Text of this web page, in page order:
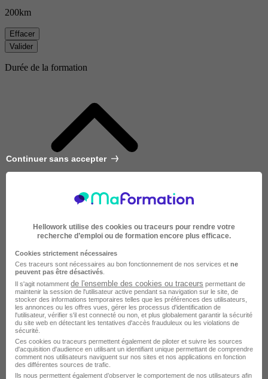
200km
Effacer
Valider
Durée de la formation
Très courte
Continuer sans accepter
Hellowork utilise des cookies ou traceurs pour rendre votre
recherche d’emploi ou de formation encore plus efficace.
Cookies strictement nécessaires
Ces traceurs sont nécessaires au bon fonctionnement de nos services et ne
peuvent pas être désactivés
Il s'agit notamment de l'ensemble des cookies ou traceurs permettant de
maintenir la session de l'utilisateur active pendant sa navigation sur le site, de
stocker des informations temporaires telles que les préférences des utilisateurs,
les annonces ou les offres vues, gérer les processus d'identification de
l'utilisateur, vérifier s'il est connecté ou non, et plus globalement garantir la sécurité
du site web en détectant les tentatives d'accès frauduleux ou les violations de
sécurité.
Ces cookies ou traceurs permettent également de piloter et suivre les sources
d'acquisition d'audience en utilisant un identifiant unique permettant de comprendre
comment nos utilisateurs naviguent sur nos sites et nos applications en fonction
des différentes sources de trafic.
Ils nous permettent également d’observer le comportement de nos utilisateurs afin